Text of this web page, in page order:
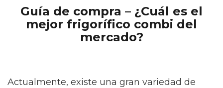
Guía de compra – ¿Cuál es el
mejor frigorífico combi del
mercado?
Actualmente, existe una gran variedad de